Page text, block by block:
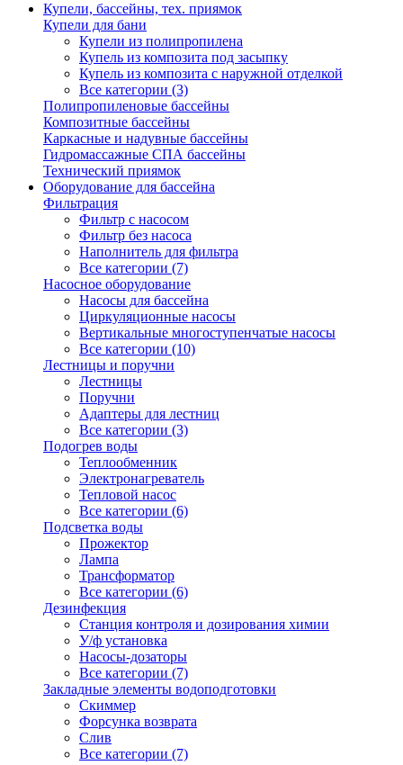
Купели, бассейны, тех. приямок
Купели для бани
Купели из полипропилена
Купель из композита под засыпку
Купель из композита с наружной отделкой
Все категории (3)
Полипропиленовые бассейны
Композитные бассейны
Каркасные и надувные бассейны
Гидромассажные СПА бассейны
Технический приямок
Оборудование для бассейна
Фильтрация
Фильтр с насосом
Фильтр без насоса
Наполнитель для фильтра
Все категории (7)
Насосное оборудование
Насосы для бассейна
Циркуляционные насосы
Вертикальные многоступенчатые насосы
Все категории (10)
Лестницы и поручни
Лестницы
Поручни
Адаптеры для лестниц
Все категории (3)
Подогрев воды
Теплообменник
Электронагреватель
Тепловой насос
Все категории (6)
Подсветка воды
Прожектор
Лампа
Трансформатор
Все категории (6)
Дезинфекция
Станция контроля и дозирования химии
У/ф установка
Насосы-дозаторы
Все категории (7)
Закладные элементы водоподготовки
Скиммер
Форсунка возврата
Слив
Все категории (7)